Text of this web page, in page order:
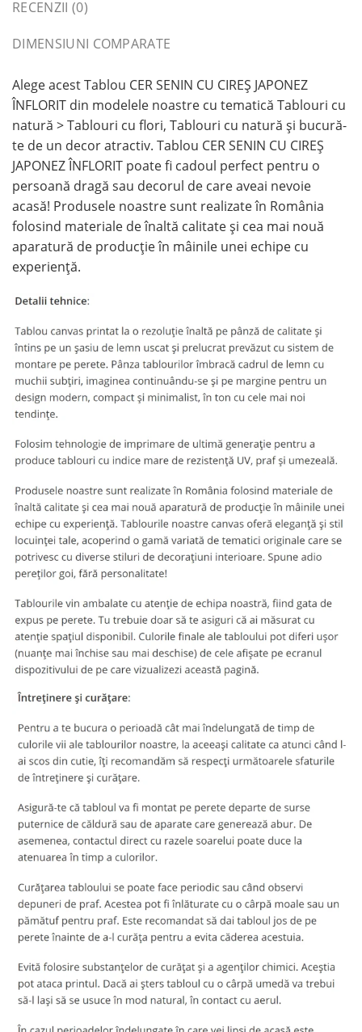
RECENZII (0)
DIMENSIUNI COMPARATE
Alege acest Tablou CER SENIN CU CIREȘ JAPONEZ
ÎNFLORIT din modelele noastre cu tematică Tablouri cu
natură > Tablouri cu flori, Tablouri cu natură și bucură-
te de un decor atractiv. Tablou CER SENIN CU CIREȘ
JAPONEZ ÎNFLORIT poate fi cadoul perfect pentru o
persoană dragă sau decorul de care aveai nevoie
acasă! Produsele noastre sunt realizate în România
folosind materiale de înaltă calitate și cea mai nouă
aparatură de producție în mâinile unei echipe cu
experiență.